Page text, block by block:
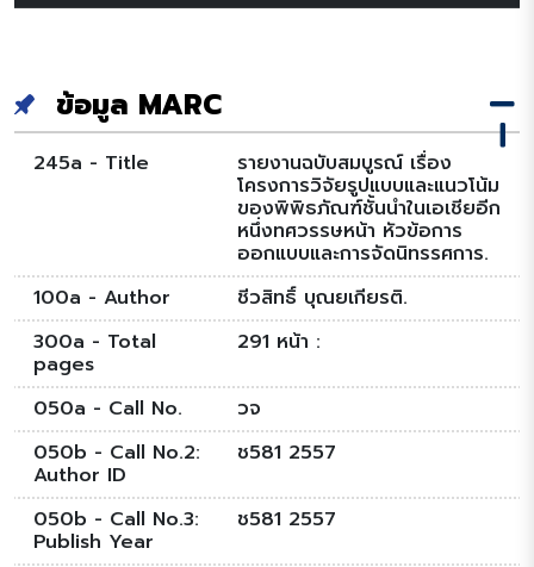
ข้อมูล MARC
245a - Title รายงานฉบับสมบูรณ์ เรื่อง
โครงการวิจัยรูปแบบและแนวโน้ม
ของพิพิธภัณฑ์ชั้นนำในเอเชียอีก
หนึ่งทศวรรษหน้า หัวข้อการ
ออกแบบและการจัดนิทรรศการ.
100a - Author
ชีวสิทธิ์ บุณยเกียรติ.
300a - Total
pages
291 หน้า :
050a - Call No.
วจ
050b - Call No.2:
Author ID
ช581 2557
050b - Call No.3:
Publish Year
ช581 2557